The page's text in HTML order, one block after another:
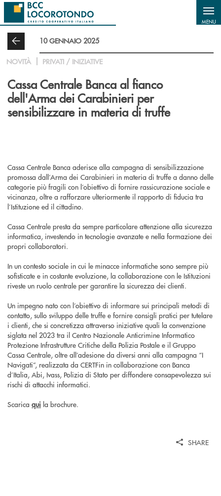
Salta al contenuto principale
MENU
10 GENNAIO 2025
NOVITÀ PRIVATI / INIZIATIVE
Cassa Centrale Banca al fianco
dell'Arma dei Carabinieri per
sensibilizzare in materia di truffe
Cassa Centrale Banca aderisce alla campagna di sensibilizzazione
promossa dall’Arma dei Carabinieri in materia di truffe a danno delle
categorie più fragili con l’obiettivo di fornire rassicurazione sociale e
vicinanza, oltre a rafforzare ulteriormente il rapporto di fiducia tra
l’Istituzione ed il cittadino.
Cassa Centrale presta da sempre particolare attenzione alla sicurezza
informatica, investendo in tecnologie avanzate e nella formazione dei
propri collaboratori.
In un contesto sociale in cui le minacce informatiche sono sempre più
sofisticate e in costante evoluzione, la collaborazione con le Istituzioni
riveste un ruolo centrale per garantire la sicurezza dei clienti.
Un impegno nato con l’obiettivo di informare sui principali metodi di
contatto, sullo sviluppo delle truffe e fornire consigli pratici per tutelare
i clienti, che si concretizza attraverso iniziative quali la convenzione
siglata nel 2023 tra il Centro Nazionale Anticrimine Informatico
Protezione Infrastrutture Critiche della Polizia Postale e il Gruppo
Cassa Centrale, oltre all’adesione da diversi anni alla campagna “I
Navigati”, realizzata da CERTFin in collaborazione con Banca
d’Italia, Abi, Ivass, Polizia di Stato per diffondere consapevolezza sui
rischi di attacchi informatici.
Scarica qui la brochure.
SHARE